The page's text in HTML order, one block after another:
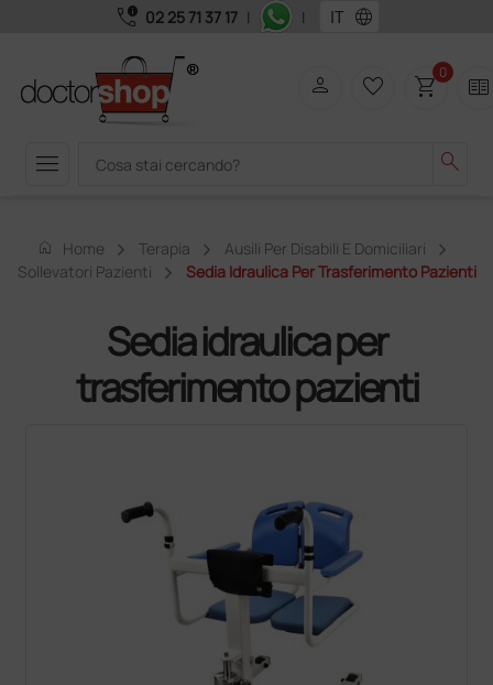
call_quality 02 25 71 37 17 | | language
menu search
person favorite_border shopping_cart0 two_pager
home Home Terapia
Ausili Per Disabili E Domiciliari
Sollevatori Pazienti
Sedia Idraulica Per Trasferimento Pazienti
Sedia idraulica per
trasferimento pazienti